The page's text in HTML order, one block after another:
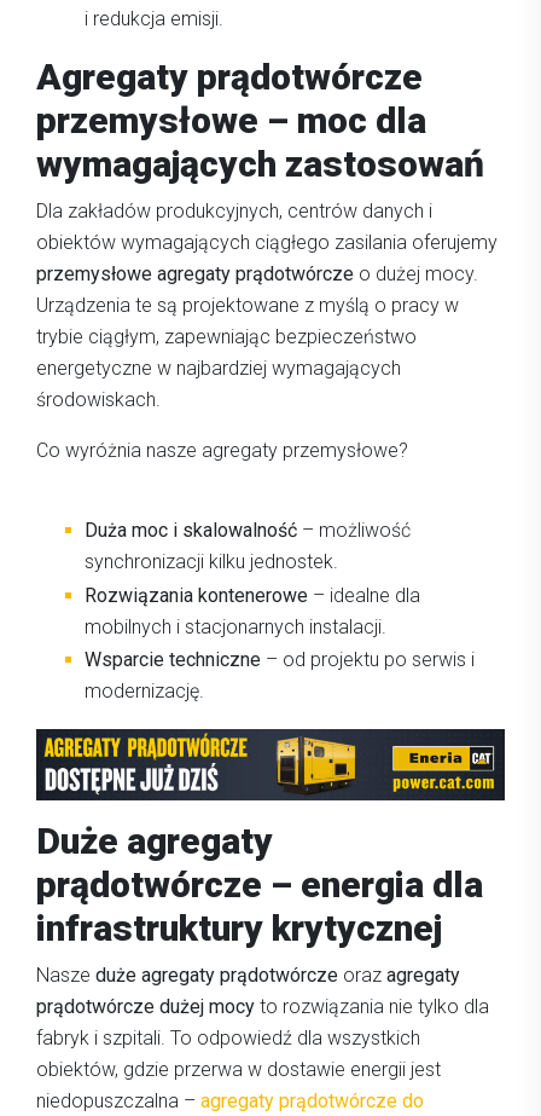
i redukcja emisji.
Agregaty prądotwórcze
przemysłowe – moc dla
wymagających zastosowań
Dla zakładów produkcyjnych, centrów danych i
obiektów wymagających ciągłego zasilania oferujemy
przemysłowe agregaty prądotwórcze o dużej mocy.
Urządzenia te są projektowane z myślą o pracy w
trybie ciągłym, zapewniając bezpieczeństwo
energetyczne w najbardziej wymagających
środowiskach.
Co wyróżnia nasze agregaty przemysłowe?
Duża moc i skalowalność – możliwość
synchronizacji kilku jednostek.
Rozwiązania kontenerowe – idealne dla
mobilnych i stacjonarnych instalacji.
Wsparcie techniczne – od projektu po serwis i
modernizację.
Duże agregaty
prądotwórcze – energia dla
infrastruktury krytycznej
Nasze duże agregaty prądotwórcze oraz agregaty
prądotwórcze dużej mocy to rozwiązania nie tylko dla
fabryk i szpitali. To odpowiedź dla wszystkich
obiektów, gdzie przerwa w dostawie energii jest
niedopuszczalna – agregaty prądotwórcze do